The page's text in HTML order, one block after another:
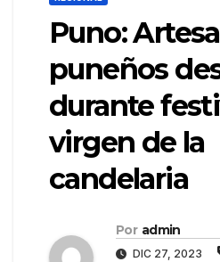
Puno:
puneños
durante
virgen de la
candelaria
Por admin
DIC 27, 2023